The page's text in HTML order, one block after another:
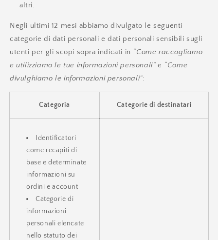
altri.
Negli ultimi 12 mesi abbiamo divulgato le seguenti
categorie di dati personali e dati personali sensibili sugli
utenti per gli scopi sopra indicati in “Come raccogliamo
e utilizziamo le tue informazioni personali”e “Come
divulghiamo le informazioni personali”:
Categoria Categorie di destinatari
Identificatori
come recapiti di
base e determinate
informazioni su
ordini e account
Categorie di
informazioni
personali elencate
nello statuto dei